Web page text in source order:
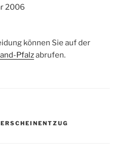
2006
können Sie auf der
Pfalzabrufen.